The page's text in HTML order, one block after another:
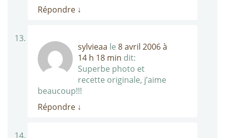
Répondre ↓
sylvieaa le 8 avril 2006 à
14 h 18 min dit:
Superbe photo et
recette originale, j’aime
beaucoup!!!
Répondre ↓